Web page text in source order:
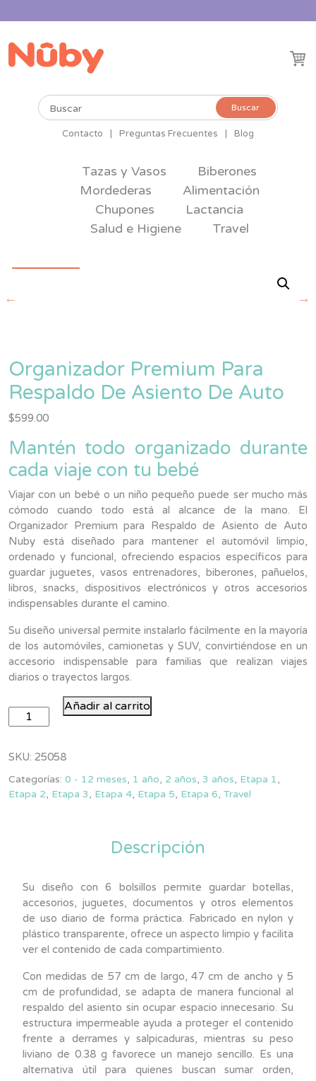
Buscar
Buscar
Contacto Preguntas Frecuentes Blog
Tazas y Vasos
Biberones
Mordederas
Alimentación
Chupones
Lactancia
Salud e Higiene
Travel
Organizador Premium Para
Respaldo De Asiento De Auto
$599.00
Mantén todo organizado durante
cada viaje con tu bebé
Viajar con un bebé o un niño pequeño puede ser mucho más
cómodo cuando todo está al alcance de la mano. El
Organizador Premium para Respaldo de Asiento de Auto
Nuby está diseñado para mantener el automóvil limpio,
ordenado y funcional, ofreciendo espacios específicos para
guardar juguetes, vasos entrenadores, biberones, pañuelos,
libros, snacks, dispositivos electrónicos y otros accesorios
indispensables durante el camino.
Su diseño universal permite instalarlo fácilmente en la mayoría
de los automóviles, camionetas y SUV, convirtiéndose en un
accesorio indispensable para familias que realizan viajes
diarios o trayectos largos.
Organizador
Premium
Respaldo
Asiento
Añadir al carrito
SKU: 25058
Categorías: 0 - 12 meses, 1 año, 2 años, 3 años, Etapa 1,
Etapa 2, Etapa 3, Etapa 4, Etapa 5, Etapa 6, Travel
Descripción
Su diseño con 6 bolsillos permite guardar botellas,
accesorios, juguetes, documentos y otros elementos
de uso diario de forma práctica. Fabricado en nylon y
plástico transparente, ofrece un aspecto limpio y facilita
ver el contenido de cada compartimiento.
Con medidas de 57 cm de largo, 47 cm de ancho y 5
cm de profundidad, se adapta de manera funcional al
respaldo del asiento sin ocupar espacio innecesario. Su
estructura impermeable ayuda a proteger el contenido
frente a derrames y salpicaduras, mientras su peso
liviano de 0.38 g favorece un manejo sencillo. Es una
alternativa útil para quienes buscan sumar orden,